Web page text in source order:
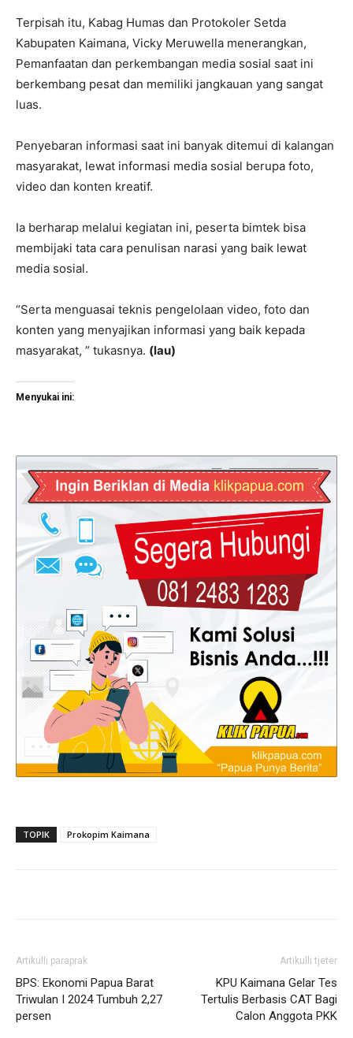
Terpisah itu, Kabag Humas dan Protokoler Setda
Kabupaten Kaimana, Vicky Meruwella menerangkan,
Pemanfaatan dan perkembangan media sosial saat ini
berkembang pesat dan memiliki jangkauan yang sangat
luas.
Penyebaran informasi saat ini banyak ditemui di kalangan
masyarakat, lewat informasi media sosial berupa foto,
video dan konten kreatif.
Ia berharap melalui kegiatan ini, peserta bimtek bisa
membijaki tata cara penulisan narasi yang baik lewat
media sosial.
“Serta menguasai teknis pengelolaan video, foto dan
konten yang menyajikan informasi yang baik kepada
masyarakat, ” tukasnya. (lau)
Menyukai ini:
TOPIK Prokopim Kaimana
Artikulli paraprak
BPS: Ekonomi Papua Barat
Triwulan I 2024 Tumbuh 2,27
persen
Artikulli tjetër
KPU Kaimana Gelar Tes
Tertulis Berbasis CAT Bagi
Calon Anggota PKK